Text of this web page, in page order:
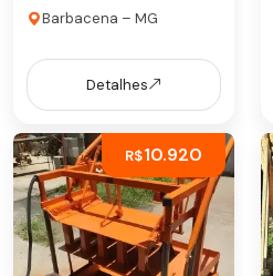
Barbacena – MG
Detalhes
R$10.920